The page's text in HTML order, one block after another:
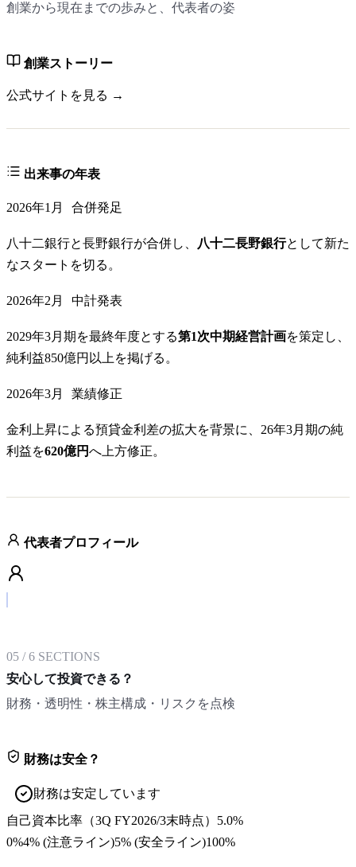
創業から現在までの歩みと、代表者の姿
創業ストーリー
公式サイトを見る →
出来事の年表
2026年1月 合併発足
八十二銀行と長野銀行が合併し、 八十二長野銀行として新た
なスタートを切る。
2026年2月 中計発表
2029年3月期を最終年度とする第1次中期経営計画を策定し、
純利益850億円以上を掲げる。
2026年3月 業績修正
金利上昇による預貸金利差の拡大を背景に、26年3月期の純
利益を620億円へ上方修正。
代表者プロフィール
05 /6 SECTIONS
安心して投資できる？
財務・透明性・株主構成・リスクを点検
財務は安全？
財務は安定しています
自己資本比率 （3Q FY2026/3末時点） 5.0%
0%4% (注意ライン)5% (安全ライン)100%